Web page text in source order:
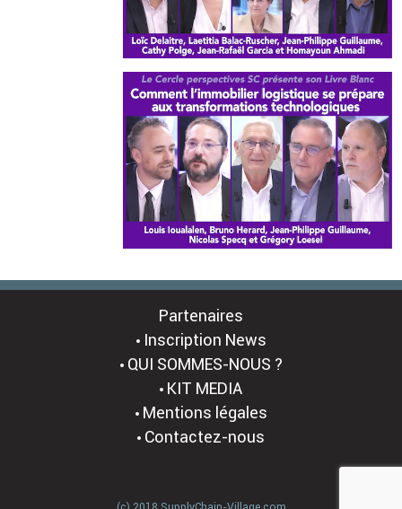
Partenaires
Inscription News
QUI SOMMES-NOUS ?
KIT MEDIA
Mentions légales
Contactez-nous